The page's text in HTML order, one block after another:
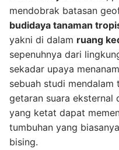
mendobrak batasan
budidaya tanaman
yakni di dalam ruang
sepenuhnya dari
sekadar upaya
sebuah studi
getaran suara eksternal
yang ketat dapat
tumbuhan yang
bising.